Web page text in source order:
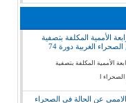
الأممية المكلفة بتصفية
الغربية دورة 74
الأممية المكلفة بتصفية
ا
الاممي عن الحالة في الصحراء